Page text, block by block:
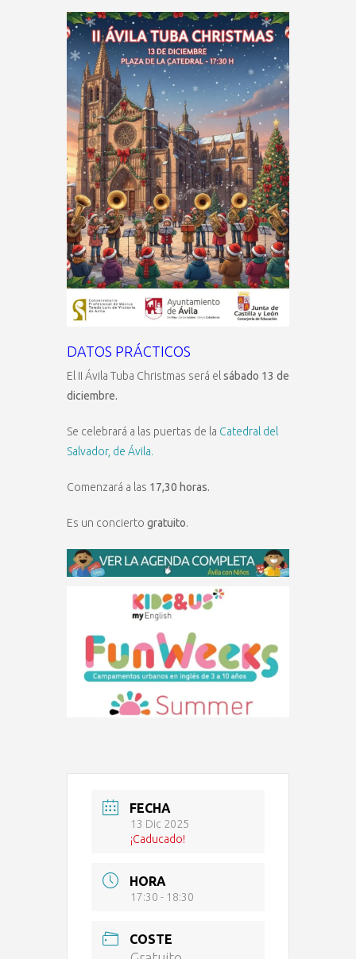
DATOS PRÁCTICOS
El II Ávila Tuba Christmas será elsábado 13 de
diciembre.
Se celebrará a las puertas de la Catedral del
Salvador, de Ávila.
Comenzará a las 17,30 horas.
Es un concierto gratuito.
FECHA
13 Dic 2025
¡Caducado!
HORA
17:30 - 18:30
COSTE